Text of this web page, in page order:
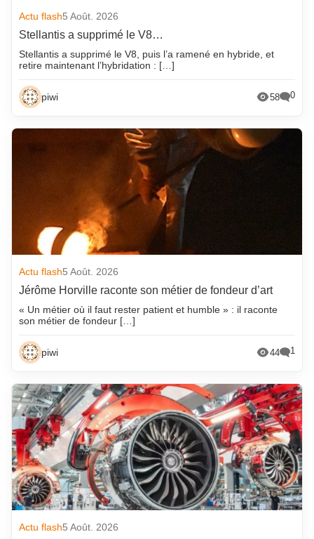
Actu flash5 Août. 2026
Stellantis a supprimé le V8…
Stellantis a supprimé le V8, puis l’a ramené en hybride, et
retire maintenant l’hybridation : […]
piwi 58 0
Actu flash5 Août. 2026
Jérôme Horville raconte son métier de fondeur d’art
« Un métier où il faut rester patient et humble » : il raconte
son métier de fondeur […]
piwi 44 1
Actu flash5 Août. 2026